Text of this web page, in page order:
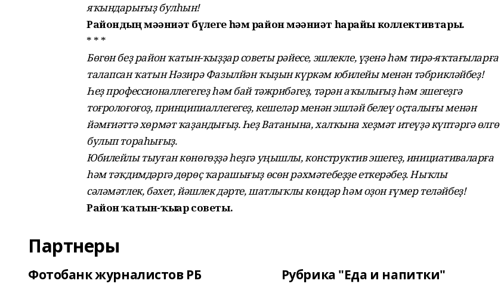
яҡындарығыҙ булһын!
Райондың мәҙәниәт бүлеге һәм район мәҙәниәт һарайы коллективтары.
* * *
Бөгөн беҙ район ҡатын-ҡыҙҙар советы рәйесе, эшлекле, үҙенә һәм тирә-яҡтағыларға
талапсан ҡатын Нәзирә Фазылйән ҡыҙын күркәм юбилейы менән тәбрикләйбеҙ!
Һеҙ профессионаллегегеҙ һәм бай тәжрибәгеҙ, тәрән аҡылығыҙ һәм эшегеҙгә
тоғролоғоғоҙ, принципиаллегегеҙ, кешеләр менән эшләй белеү оҫталығы менән
йәмғиәттә хөрмәт ҡаҙандығыҙ. Һеҙ Ватанына, халҡына хеҙмәт итеүҙә күптәргә өлгө
булып тораһығыҙ.
Юбилейлы тыуған көнөгөҙҙә һеҙгә уңышлы, конструктив эшегеҙ, инициативаларға
һәм тәҡдимдәргә дөрөҫ ҡарашығыҙ өсөн рәхмәтебеҙҙе еткерәбеҙ. Ныҡлы
сәләмәтлек, бәхет, йәшлек дәрте, шатлыҡлы көндәр һәм оҙон ғүмер теләйбеҙ!
Район ҡатын-ҡыҙҙар советы.
Партнеры
Фотобанк журналистов РБ Рубрика "Еда и напитки"